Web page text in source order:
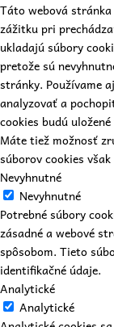
Táto webová
zážitku pri
ukladajú súbory
pretože sú
stránky. Používame
analyzovať a
cookies budú
Máte tiež možnosť
súborov cookies
Nevyhnutné
Nevyhnutné
Potrebné súbory
zásadné a webové
spôsobom. Tieto
identifikačné údaje.
Analytické
Analytické